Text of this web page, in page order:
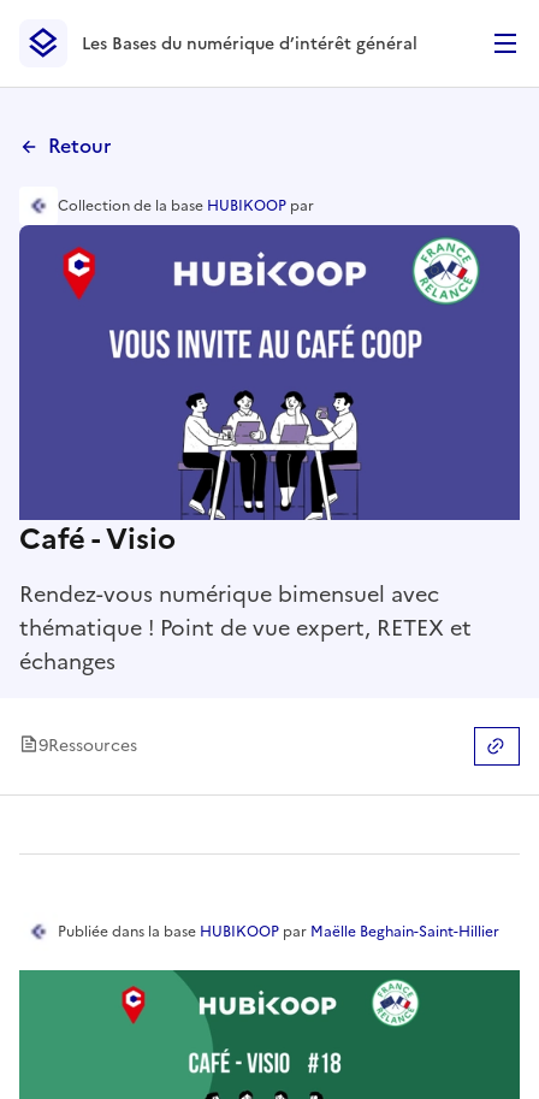
Les Bases du numérique d’intérêt général- Retour à la
Les Bases du numérique d’intérêt général
Retour
Collectionde la base HUBIKOOP par
Café - Visio
Rendez-vous numérique bimensuel avec
thématique ! Point de vue expert, RETEX et
échanges
9Ressources
Publiéedans la base HUBIKOOP par Maëlle Beghain-Saint-Hillier